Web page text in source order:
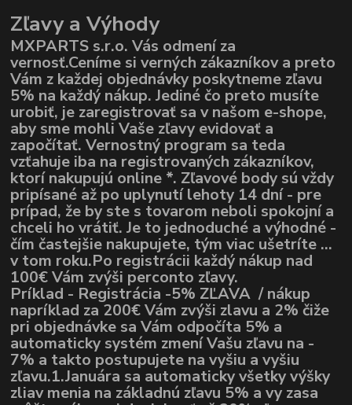
Zľavy a Výhody
MXPARTS s.r.o. Vás odmení za
vernosť.Ceníme si verných zákazníkov a preto
Vám z každej objednávky poskytneme zľavu
5% na každý nákup. Jediné čo preto musíte
urobiť, je zaregistrovať sa v našom e-shope,
aby sme mohli Vaše zľavy evidovať a
započítať. Vernostný program sa teda
vzťahuje iba na registrovaných zákazníkov,
ktorí nakupujú online *. Zľavové body sú vždy
pripísané až po uplynutí lehoty 14 dní - pre
prípad, že by ste s tovarom neboli spokojní a
chceli ho vrátiť. Je to jednoduché a výhodné -
čím častejšie nakupujete, tým viac ušetríte ...
v tom roku.Po registrácii každý nákup nad
100€ Vám zvýši perconto zľavy.
Príklad - Registrácia -5% ZĽAVA / nákup
napríklad za 200€ Vám zvýši zlavu a 2% čiže
pri objednávke sa Vám odpočíta 5% a
automaticky systém zmení Vašu zľavu na -
7% a takto postupujete na vyšiu a vyšiu
zľavu.1.Januára sa automaticky všetky výšky
zliav menia na základnú zľavu 5% a vy zasa